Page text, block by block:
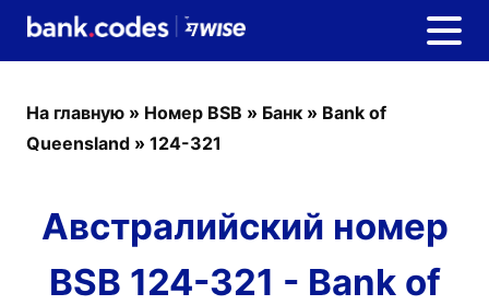
На главную » Номер BSB » Банк » Bank of
Queensland » 124-321
Австралийский номер
BSB 124-321 - Bank of